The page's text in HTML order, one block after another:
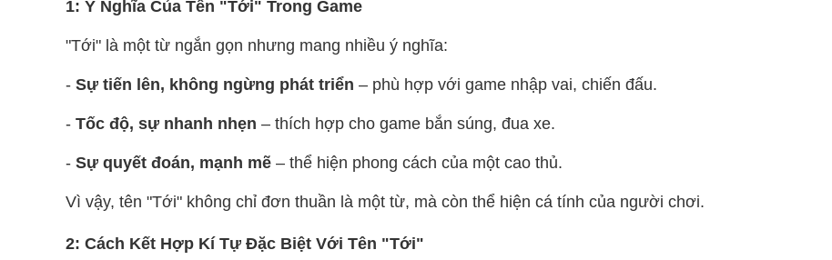
1: Ý Nghĩa Của Tên "Tới" Trong Game
"Tới" là một từ ngắn gọn nhưng mang nhiều ý nghĩa:
- Sự tiến lên, không ngừng phát triển – phù hợp với game nhập vai, chiến đấu.
- Tốc độ, sự nhanh nhẹn – thích hợp cho game bắn súng, đua xe.
- Sự quyết đoán, mạnh mẽ – thể hiện phong cách của một cao thủ.
Vì vậy, tên "Tới" không chỉ đơn thuần là một từ, mà còn thể hiện cá tính của người chơi.
2: Cách Kết Hợp Kí Tự Đặc Biệt Với Tên "Tới"